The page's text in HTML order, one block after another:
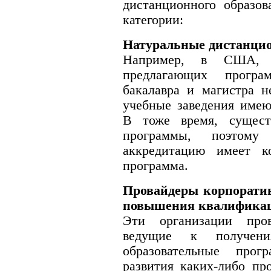
дистанционного
категории:
Натуральные
Например, в США,
предлагающих
бакалавра и магистра
учебные заведения
В тоже время,
программы,
аккредитацию имеет
программа.
Провайдеры
повышения
Эти организации
ведущие к
образовательные
развития каких-либо